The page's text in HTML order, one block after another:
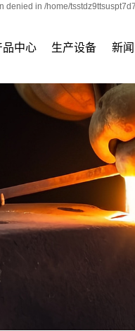
in /home/
品中心
锻圆
素结构钢
材料
生产设备
设备展示
新
公
行
技